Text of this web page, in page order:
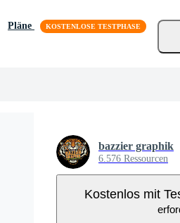
Pläne
bazzier graphik
6.576 Ressourcen
Kostenlos mit